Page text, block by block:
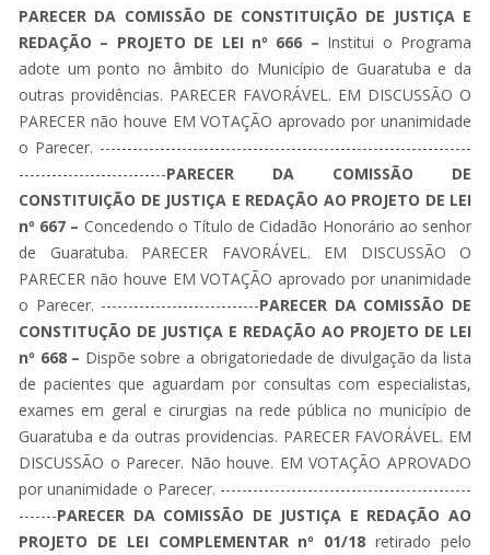
PARECER DA COMISSÃO DE CONSTITUIÇÃO DE JUSTIÇA E
REDAÇÃO – PROJETO DE LEI nº 666 – Institui o Programa
adote um ponto no âmbito do Município de Guaratuba e da
outras providências. PARECER FAVORÁVEL. EM DISCUSSÃO O
PARECER não houve EM VOTAÇÃO aprovado por unanimidade
o Parecer. --------------------------------------------------------------------
---------------------------PARECER DA COMISSÃO DE
CONSTITUIÇÃO DE JUSTIÇA E REDAÇÃO AO PROJETO DE LEI
nº 667 – Concedendo o Título de Cidadão Honorário ao senhor
de Guaratuba. PARECER FAVORÁVEL. EM DISCUSSÃO O
PARECER não houve EM VOTAÇÃO aprovado por unanimidade
o Parecer. -----------------------------PARECER DA COMISSÃO DE
CONSTITUÇÃO DE JUSTIÇA E REDAÇÃO AO PROJETO DE LEI
nº 668 – Dispõe sobre a obrigatoriedade de divulgação da lista
de pacientes que aguardam por consultas com especialistas,
exames em geral e cirurgias na rede pública no município de
Guaratuba e da outras providencias. PARECER FAVORÁVEL. EM
DISCUSSÃO o Parecer. Não houve. EM VOTAÇÃO APROVADO
por unanimidade o Parecer. ----------------------------------------------
-------PARECER DA COMISSÃO DE JUSTIÇA E REDAÇÃO AO
PROJETO DE LEI COMPLEMENTAR nº 01/18 retirado pelo